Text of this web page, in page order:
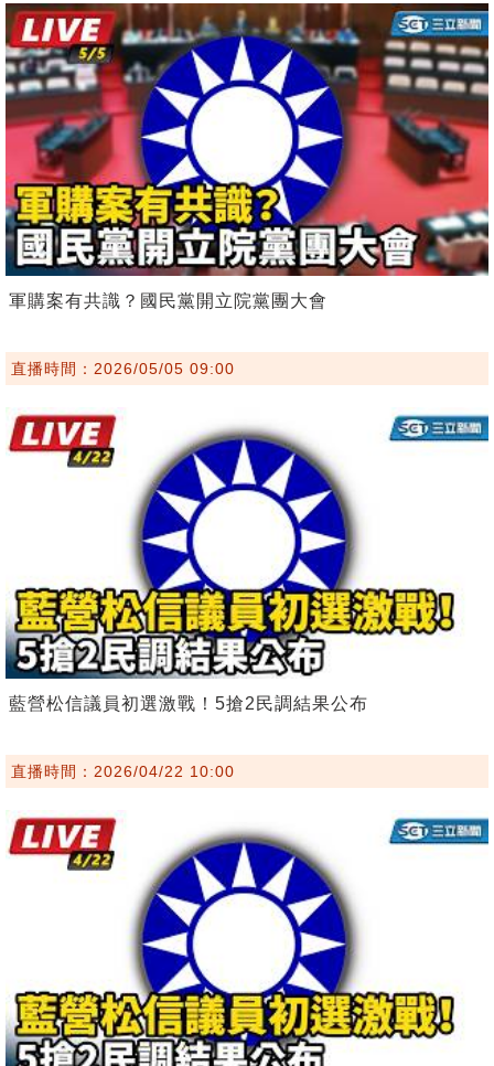
軍購案有共識？國民黨開立院黨團大會
直播時間：2026/05/05 09:00
藍營松信議員初選激戰！5搶2民調結果公布
直播時間：2026/04/22 10:00